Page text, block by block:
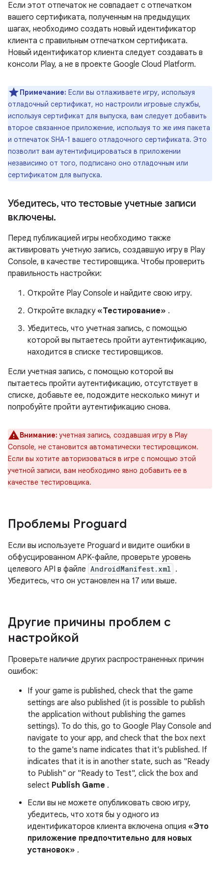
Если этот отпечаток не совпадает с отпечатком
вашего сертификата, полученным на предыдущих
шагах, необходимо создать новый идентификатор
клиента с правильным отпечатком сертификата.
Новый идентификатор клиента следует создавать в
консоли Play, а не в проекте Google Cloud Platform.
Примечание: Если вы отлаживаете игру, используя
отладочный сертификат, но настроили игровые службы,
используя сертификат для выпуска, вам следует добавить
второе связанное приложение, используя то же имя пакета
и отпечаток SHA-1 вашего отладочного сертификата. Это
позволит вам аутентифицироваться в приложении
независимо от того, подписано оно отладочным или
сертификатом для выпуска.
Убедитесь, что тестовые учетные записи
включены.
Перед публикацией игры необходимо также
активировать учетную запись, создавшую игру в Play
Console, в качестве тестировщика. Чтобы проверить
правильность настройки:
Откройте Play Console и найдите свою игру.
Откройте вкладку «Тестирование» .
Убедитесь, что учетная запись, с помощью
которой вы пытаетесь пройти аутентификацию,
находится в списке тестировщиков.
Если учетная запись, с помощью которой вы
пытаетесь пройти аутентификацию, отсутствует в
списке, добавьте ее, подождите несколько минут и
попробуйте пройти аутентификацию снова.
Внимание: учетная запись, создавшая игру в Play
Console, не становится автоматически тестировщиком.
Если вы хотите авторизоваться в игре с помощью этой
учетной записи, вам необходимо явно добавить ее в
качестве тестировщика.
Проблемы Proguard
Если вы используете Proguard и видите ошибки в
обфусцированном APK-файле, проверьте уровень
целевого API в файле AndroidManifest.xml .
Убедитесь, что он установлен на 17 или выше.
Другие причины проблем с
настройкой
Проверьте наличие других распространенных причин
ошибок:
If your game is published, check that the game
settings are also published (it is possible to publish
the application without publishing the games
settings). To do this, go to Google Play Console and
navigate to your app, and check that the box next
to the game's name indicates that it's published. If
indicates that it is in another state, such as "Ready
to Publish" or "Ready to Test", click the box and
select Publish Game .
Если вы не можете опубликовать свою игру,
убедитесь, что хотя бы у одного из
идентификаторов клиента включена опция «Это
приложение предпочтительно для новых
установок» .